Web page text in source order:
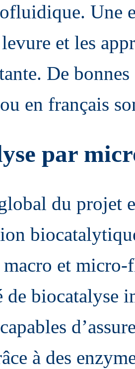
Une
et les
De
en français
par
du projet
et
de biocatalyse
à des